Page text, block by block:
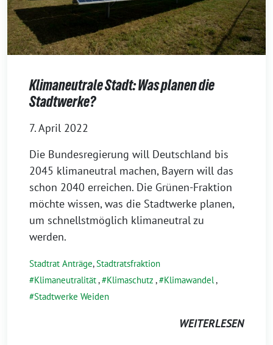
Klimaneutrale Stadt: Was planen die
Stadtwerke?
7. April 2022
Die Bundesregierung will Deutschland bis
2045 klimaneutral machen, Bayern will das
schon 2040 erreichen. Die Grünen-Fraktion
möchte wissen, was die Stadtwerke planen,
um schnellstmöglich klimaneutral zu
werden.
Stadtrat Anträge,Stadtratsfraktion
Klimaneutralität, Klimaschutz , Klimawandel,
Stadtwerke Weiden
WEITERLESEN